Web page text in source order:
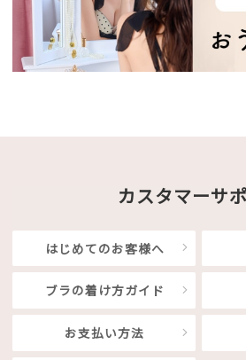
カスタマーサ
はじめてのお客様へ
ブラの着け方ガイド
お支払い方法